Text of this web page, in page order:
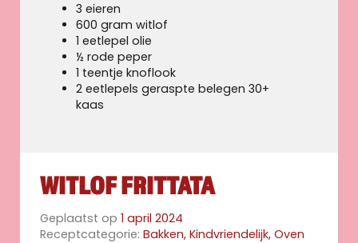
3 eieren
600 gram witlof
1 eetlepel olie
½ rode peper
1 teentje knoflook
2 eetlepels geraspte belegen 30+
kaas
WITLOF FRITTATA
Geplaatst op 1 april 2024
Receptcategorie: Bakken, Kindvriendelijk, Oven